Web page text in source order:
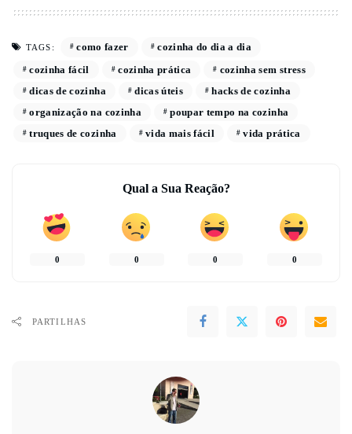
TAGS: como fazer
cozinha do dia a dia
cozinha fácil
cozinha prática
cozinha sem stress
dicas de cozinha
dicas úteis
hacks de cozinha
organização na cozinha
poupar tempo na cozinha
truques de cozinha
vida mais fácil vida prática
Qual a Sua Reação?
0 0 0 0
PARTILHAS